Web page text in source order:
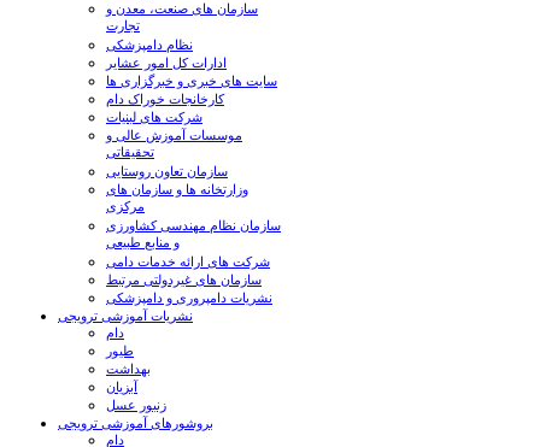
سازمان های صنعت، معدن و
تجارت
نظام دامپزشکی
ادارات کل امور عشایر
سایت های خبری و خبرگزاری ها
کارخانجات خوراک دام
شرکت های لبنیات
موسسات آموزش عالی و
تحقیقاتی
سازمان تعاون روستایی
وزارتخانه ها و سازمان های
مرکزی
سازمان نظام مهندسی کشاورزی
و منابع طبیعی
شرکت های ارائه خدمات دامی
سازمان های غیردولتی مرتبط
نشریات دامپروری و دامپزشکی
نشریات آموزشی ترویجی
دام
طیور
بهداشت
آبزیان
زنبور عسل
بروشورهای آموزشی ترویجی
دام